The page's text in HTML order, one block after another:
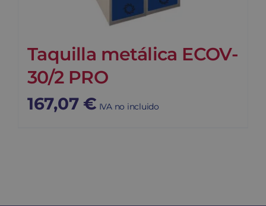
Taquilla metálica ECOV-
30/2 PRO
167,07 € IVA no incluido